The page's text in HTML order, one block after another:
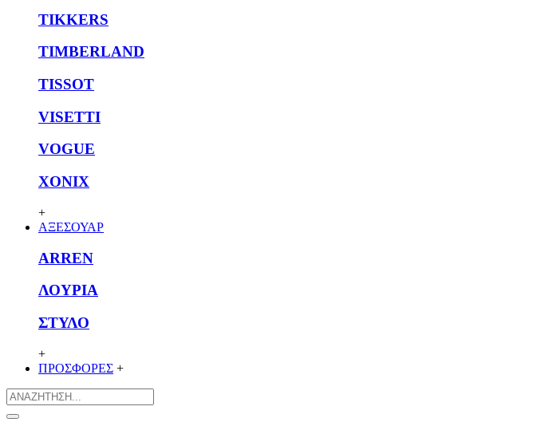
TIKKERS
TIMBERLAND
TISSOT
VISETTI
VOGUE
XONIX
+
ΑΞΕΣΟΥΑΡ
ARREN
ΛΟΥΡΙΑ
ΣΤΥΛΟ
+
ΠΡΟΣΦΟΡΕΣ +